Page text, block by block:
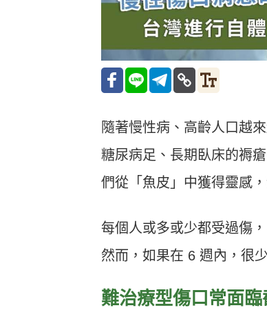
隨著慢性病、高齡人口越
糖尿病足、長期臥床的褥
們從「魚皮」中獲得靈感
每個人或多或少都受過傷
然而，如果在 6 週內，很
難治療型傷口常面